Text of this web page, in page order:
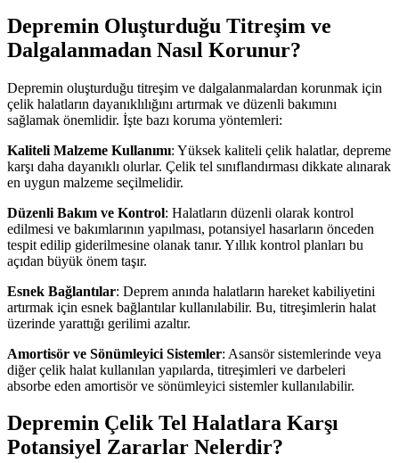
Depremin Oluşturduğu Titreşim ve
Dalgalanmadan Nasıl Korunur?
Depremin oluşturduğu titreşim ve dalgalanmalardan korunmak için
çelik halatların dayanıklılığını artırmak ve düzenli bakımını
sağlamak önemlidir. İşte bazı koruma yöntemleri:
Kaliteli Malzeme Kullanımı: Yüksek kaliteli çelik halatlar, depreme
karşı daha dayanıklı olurlar. Çelik tel sınıflandırması dikkate alınarak
en uygun malzeme seçilmelidir.
Düzenli Bakım ve Kontrol: Halatların düzenli olarak kontrol
edilmesi ve bakımlarının yapılması, potansiyel hasarların önceden
tespit edilip giderilmesine olanak tanır. Yıllık kontrol planları bu
açıdan büyük önem taşır.
Esnek Bağlantılar: Deprem anında halatların hareket kabiliyetini
artırmak için esnek bağlantılar kullanılabilir. Bu, titreşimlerin halat
üzerinde yarattığı gerilimi azaltır.
Amortisör ve Sönümleyici Sistemler: Asansör sistemlerinde veya
diğer çelik halat kullanılan yapılarda, titreşimleri ve darbeleri
absorbe eden amortisör ve sönümleyici sistemler kullanılabilir.
Depremin Çelik Tel Halatlara Karşı
Potansiyel Zararlar Nelerdir?